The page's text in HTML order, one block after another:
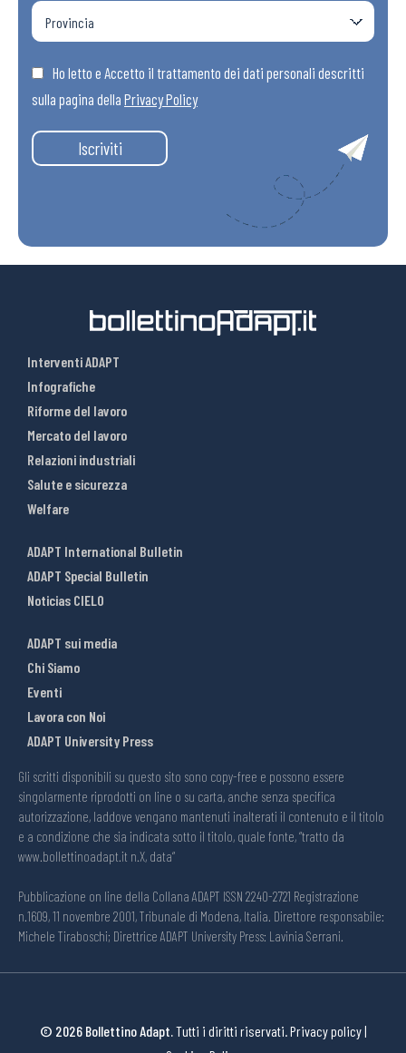
Ho letto e Accetto il trattamento dei dati personali descritti
sulla pagina della Privacy Policy
Iscriviti
Interventi ADAPT
Infografiche
Riforme del lavoro
Mercato del lavoro
Relazioni industriali
Salute e sicurezza
Welfare
ADAPT International Bulletin
ADAPT Special Bulletin
Noticias CIELO
ADAPT sui media
Chi Siamo
Eventi
Lavora con Noi
ADAPT University Press
Gli scritti disponibili su questo sito sono copy-free e possono essere
singolarmente riprodotti on line o su carta, anche senza specifica
autorizzazione, laddove vengano mantenuti inalterati il contenuto e il titolo
e a condizione che sia indicata sotto il titolo, quale fonte, “tratto da
www.bollettinoadapt.it n.X, data“
Pubblicazione on line della Collana ADAPT ISSN 2240-2721 Registrazione
n.1609, 11 novembre 2001, Tribunale di Modena, Italia. Direttore responsabile:
Michele Tiraboschi; Direttrice ADAPT University Press: Lavinia Serrani.
© 2026 Bollettino Adapt.Tutti i diritti riservati.Privacy policy|